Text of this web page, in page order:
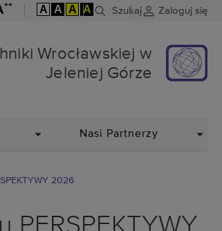
++ A A A A Szukaj Zaloguj się
w Jeleniej
Wrocławskiej w
Jeleniej Górze
Nasi Partnerzy
2026